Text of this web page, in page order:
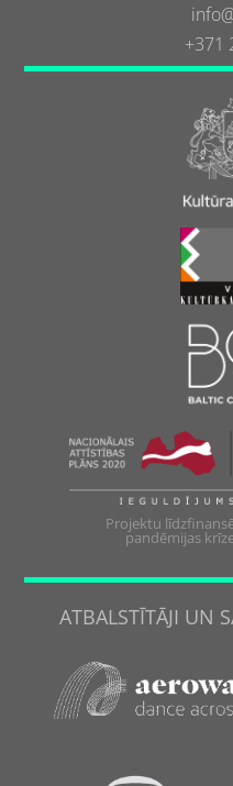
+371
Projektu
pandēmijas
ATBALSTĪTĀJI UN